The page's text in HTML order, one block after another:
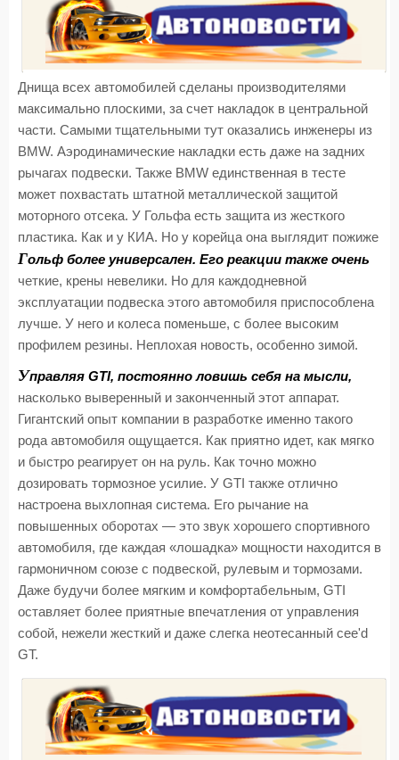
Днища всех автомобилей сделаны производителями
максимально плоскими, за счет накладок в центральной
части. Самыми тщательными тут оказались инженеры из
BMW. Аэродинамические накладки есть даже на задних
рычагах подвески. Также BMW единственная в тесте
может похвастать штатной металлической защитой
моторного отсека. У Гольфа есть защита из жесткого
пластика. Как и у КИА. Но у корейца она выглядит пожиже
Гольф более универсален. Его реакции также очень
четкие, крены невелики. Но для каждодневной
эксплуатации подвеска этого автомобиля приспособлена
лучше. У него и колеса поменьше, с более высоким
профилем резины. Неплохая новость, особенно зимой.
Управляя GTI, постоянно ловишь себя на мысли,
насколько выверенный и законченный этот аппарат.
Гигантский опыт компании в разработке именно такого
рода автомобиля ощущается. Как приятно идет, как мягко
и быстро реагирует он на руль. Как точно можно
дозировать тормозное усилие. У GTI также отлично
настроена выхлопная система. Его рычание на
повышенных оборотах — это звук хорошего спортивного
автомобиля, где каждая «лошадка» мощности находится в
гармоничном союзе с подвеской, рулевым и тормозами.
Даже будучи более мягким и комфортабельным, GTI
оставляет более приятные впечатления от управления
собой, нежели жесткий и даже слегка неотесанный cee'd
GT.